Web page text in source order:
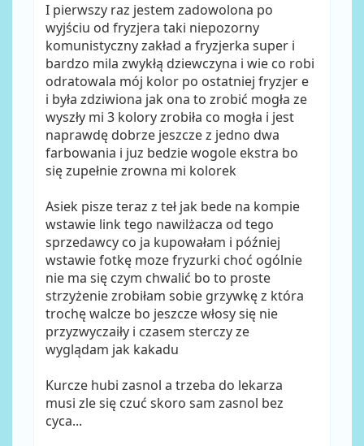
I pierwszy raz jestem zadowolona po
wyjściu od fryzjera taki niepozorny
komunistyczny zakład a fryzjerka super i
bardzo mila zwykłą dziewczyna i wie co robi
odratowala mój kolor po ostatniej fryzjer e
i była zdziwiona jak ona to zrobić mogła ze
wyszły mi 3 kolory zrobiła co mogła i jest
naprawdę dobrze jeszcze z jedno dwa
farbowania i juz bedzie wogole ekstra bo
się zupełnie zrowna mi kolorek
Asiek pisze teraz z teł jak bede na kompie
wstawie link tego nawilżacza od tego
sprzedawcy co ja kupowałam i później
wstawie fotkę moze fryzurki choć ogólnie
nie ma się czym chwalić bo to proste
strzyżenie zrobiłam sobie grzywkę z która
trochę walcze bo jeszcze włosy się nie
przyzwyczaiły i czasem sterczy ze
wyglądam jak kakadu
Kurcze hubi zasnol a trzeba do lekarza
musi zle się czuć skoro sam zasnol bez
cyca...